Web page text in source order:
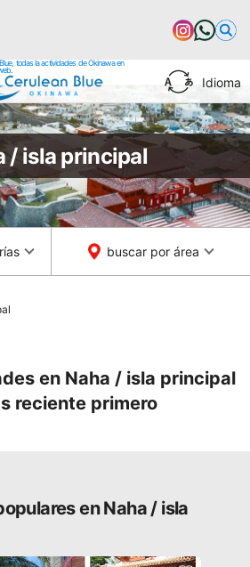
todas la actividades de Okinawa en
Idioma
buscar por área
/ isla principal
en Naha / isla principal
reciente primero
en Naha / isla